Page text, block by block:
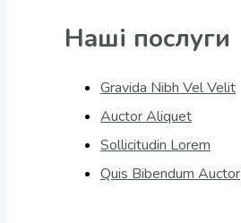
Наші послуги
Gravida Nibh Vel Velit
Auctor Aliquet
Sollicitudin Lorem
Quis Bibendum Auctor